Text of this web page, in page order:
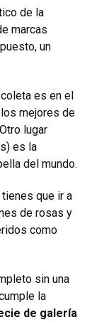
de la
marcas
un
es en el
mejores de
lugar
es la
del mundo.
que ir a
de rosas y
como
sin una
la
de galería